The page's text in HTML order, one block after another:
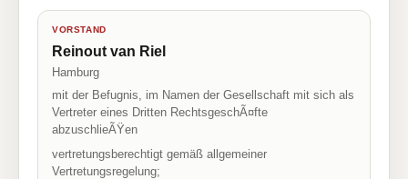
VORSTAND
Reinout van Riel
Hamburg
mit der Befugnis, im Namen der Gesellschaft mit sich als
Vertreter eines Dritten RechtsgeschÃ¤fte
abzuschlieÃŸen
vertretungsberechtigt gemäß allgemeiner
Vertretungsregelung;